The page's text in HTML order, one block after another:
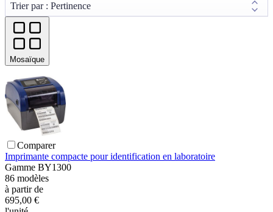
Mosaïque
Comparer
Imprimante compacte pour identification en laboratoire
Gamme BY1300
86 modèles
à partir de
695,00 €